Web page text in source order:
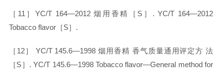
［ 11］YC/T 164—2012 烟用香精［S］. YC/T 164—2012
Tobacco flavor［S］.
［ 12］ YC/T 145.6—1998 烟用香精 香气质量通用评定方 法
［S］. YC/T 145.6—1998 Tobacco flavor—General method for